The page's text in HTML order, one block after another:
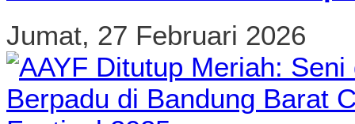
Jumat, 27 Februari 2026